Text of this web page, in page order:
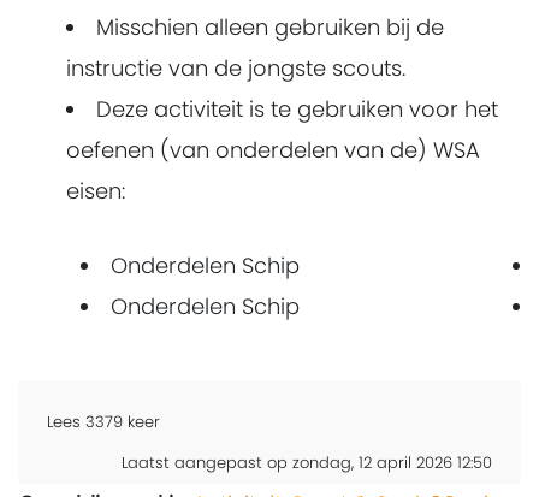
Misschien alleen gebruiken bij de
instructie van de jongste scouts.
Deze activiteit is te gebruiken voor het
oefenen (van onderdelen van de) WSA
eisen:
Onderdelen Schip
Onderdelen Schip
Lees 3379 keer
Laatst aangepast op zondag, 12 april 2026 12:50